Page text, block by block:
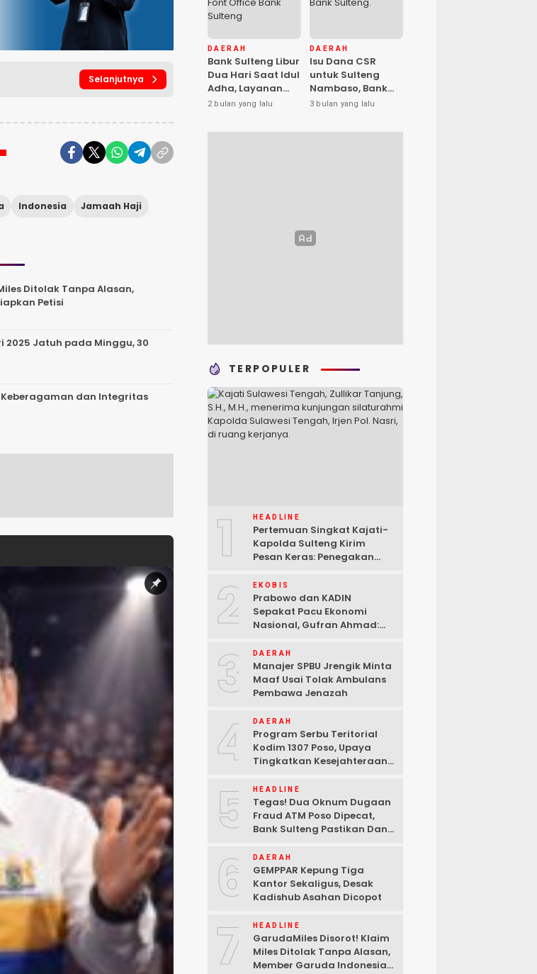
Selanjutnya
Indonesia
Jamaah Haji
Ditolak Tanpa Alasan,
Petisi
Jatuh pada Minggu, 30
Keberagaman dan Integritas
DAERAH
Bank Sulteng Libur
Dua Hari Saat Idul
Adha, Layanan
Kas Kembali
2 bulan yang lalu
DAERAH
Isu Dana CSR
untuk Sulteng
Nambaso, Bank
Sulteng Tegas
3 bulan yang lalu
TERPOPULER
1 HEADLINE
Pertemuan Singkat Kajati-
Kapolda Sulteng Kirim
Pesan Keras: Penegakan
2 EKOBIS
Prabowo dan KADIN
Sepakat Pacu Ekonomi
Nasional, Gufran Ahmad:
3 DAERAH
Manajer SPBU Jrengik Minta
Maaf Usai Tolak Ambulans
Pembawa Jenazah
4 DAERAH
Program Serbu Teritorial
Kodim 1307 Poso, Upaya
Tingkatkan Kesejahteraan
5 HEADLINE
Tegas! Dua Oknum Dugaan
Fraud ATM Poso Dipecat,
Bank Sulteng Pastikan Dana
6 DAERAH
GEMPPAR Kepung Tiga
Kantor Sekaligus, Desak
Kadishub Asahan Dicopot
7 HEADLINE
GarudaMiles Disorot! Klaim
Miles Ditolak Tanpa Alasan,
Member Garuda Indonesia